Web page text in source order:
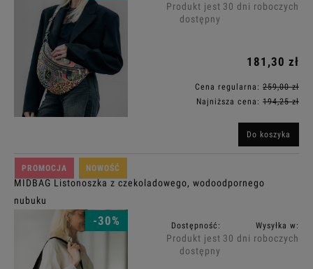
Produkt jest
dostępny
30 dni roboczych
181,30 zł
Cena regularna: 259,00 zł
Najniższa cena: 194,25 zł
Do koszyka
MIDBAG Listonoszka z czekoladowego, wodoodpornego
nubuku
-30% Dostępność:
Produkt jest
dostępny
Wysyłka w:
30 dni roboczych
PROMOCJA NOWOŚĆ